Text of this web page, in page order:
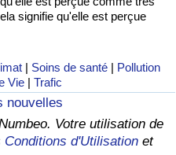
signifie qu'elle est perçue
| Soins de santé | Pollution
Vie |Trafic
nouvelles
Votre utilisation de
Conditions d'Utilisation et